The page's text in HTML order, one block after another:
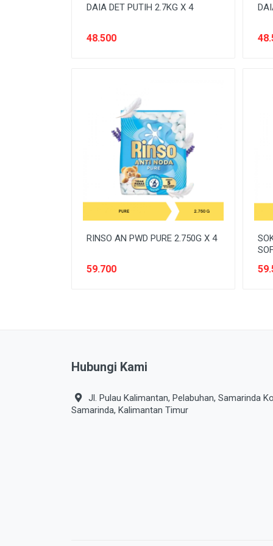
SEREAL & SARAPAN
TEMPAT PENYIMPANAN
TEPUNG
TISSUE & KAPAS
DAIA DET PUTIH 2.7KG X 4
48.500
RINSO AN PWD PURE 2.750G X 4
59.700
Hubungi Kami
Jl. Pulau Kalimantan, Pelabuhan, Samarinda
Samarinda, Kalimantan Timur